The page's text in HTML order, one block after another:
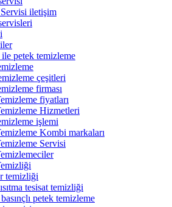
iletişim
petek temizleme
çeşitleri
firması
fiyatları
Hizmetleri
işlemi
Kombi markaları
Servisi
temizliği
tesisat temizliği
petek temizleme